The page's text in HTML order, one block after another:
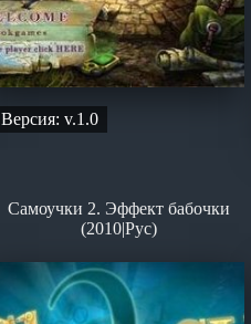
Версия: v.1.0
Самоучки 2. Эффект бабочки
(2010|Рус)